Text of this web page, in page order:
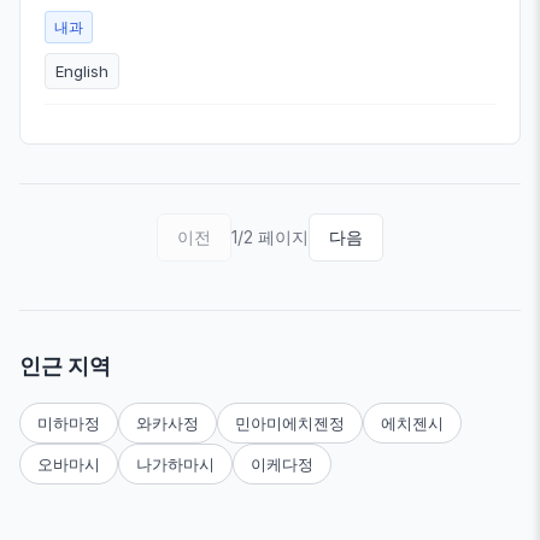
내과
English
이전 1/2 페이지 다음
인근 지역
미하마정 와카사정 민아미에치젠정 에치젠시
오바마시 나가하마시 이케다정